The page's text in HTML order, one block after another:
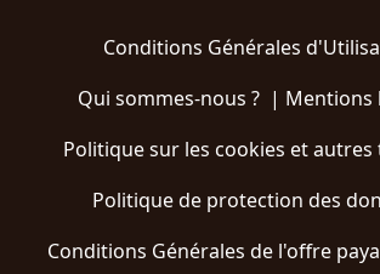
Conditions Générales
Qui sommes-nous ?| Mentions
Politique sur les cookies et autres
Politique de protection des
Conditions Générales de l'offre